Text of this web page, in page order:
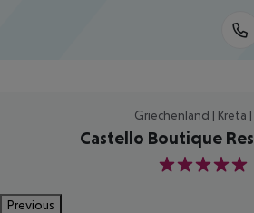
Griechenland | Kreta |
Castello Boutique
5
Previous